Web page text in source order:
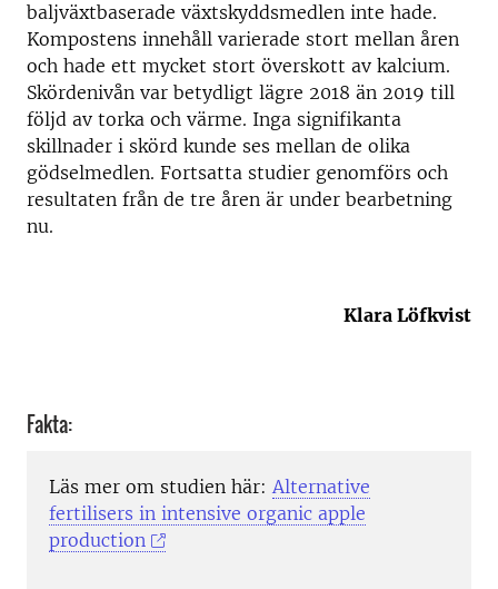
baljväxtbaserade växtskyddsmedlen inte hade.
Kompostens innehåll varierade stort mellan åren
och hade ett mycket stort överskott av kalcium.
Skördenivån var betydligt lägre 2018 än 2019 till
följd av torka och värme. Inga signifikanta
skillnader i skörd kunde ses mellan de olika
gödselmedlen. Fortsatta studier genomförs och
resultaten från de tre åren är under bearbetning
nu.
Klara Löfkvist
Fakta:
Läs mer om studien här: Alternative
fertilisers in intensive organic apple
production